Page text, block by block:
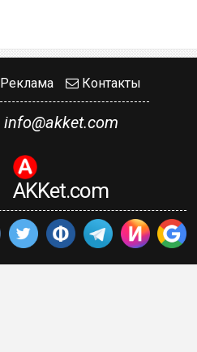
Реклама Контакты
info@akket.com
AKKet.com